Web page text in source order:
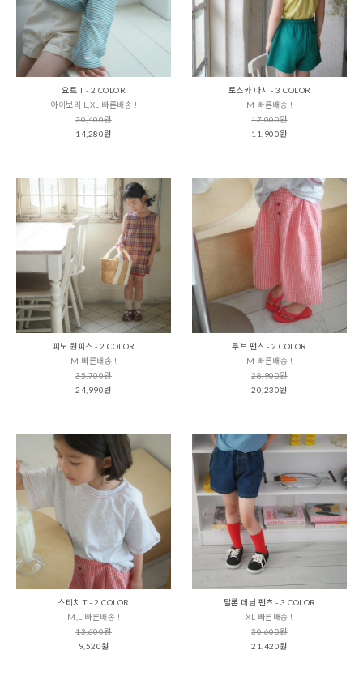
요트 T - 2 COLOR
아이보리 L,XL 빠른배송 !
20,400원
14,280원
토스카 나시 - 3 COLOR
M 빠른배송 !
17,000원
11,900원
피노 원피스 - 2 COLOR
M 빠른배송 !
35,700원
24,990원
루브 팬츠 - 2 COLOR
M 빠른배송 !
28,900원
20,230원
스티치 T - 2 COLOR
M,L 빠른배송 !
13,600원
9,520원
탈론 데님 팬츠 - 3 COLOR
XL 빠른배송 !
30,600원
21,420원